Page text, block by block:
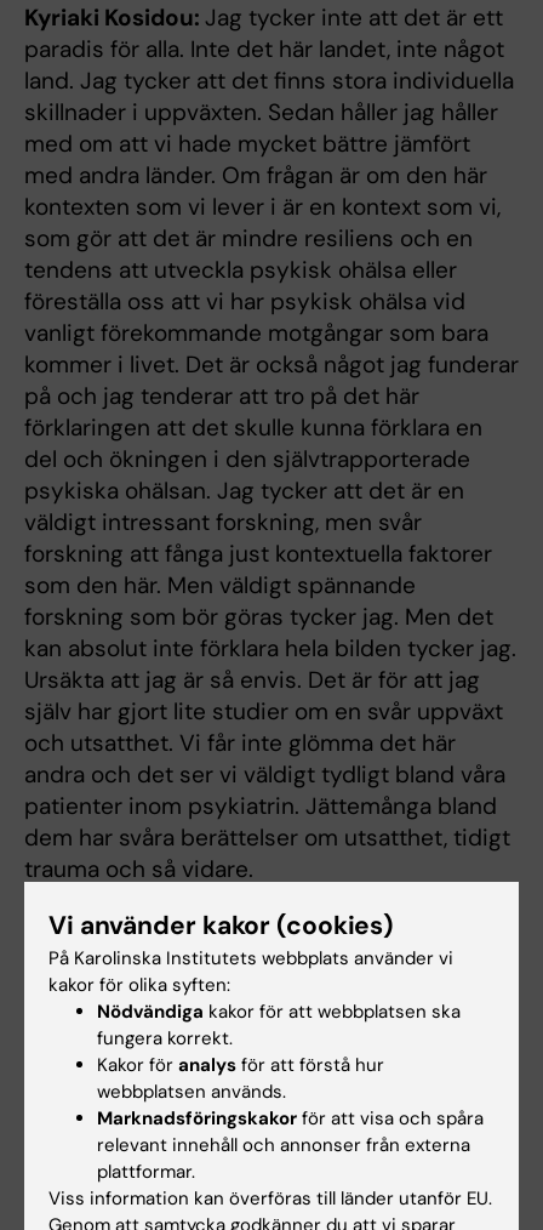
Kyriaki Kosidou: Jag tycker inte att det är ett
paradis för alla. Inte det här landet, inte något
land. Jag tycker att det finns stora individuella
skillnader i uppväxten. Sedan håller jag håller
med om att vi hade mycket bättre jämfört
med andra länder. Om frågan är om den här
kontexten som vi lever i är en kontext som vi,
som gör att det är mindre resiliens och en
tendens att utveckla psykisk ohälsa eller
föreställa oss att vi har psykisk ohälsa vid
vanligt förekommande motgångar som bara
kommer i livet. Det är också något jag funderar
på och jag tenderar att tro på det här
förklaringen att det skulle kunna förklara en
del och ökningen i den självtrapporterade
psykiska ohälsan. Jag tycker att det är en
väldigt intressant forskning, men svår
forskning att fånga just kontextuella faktorer
som den här. Men väldigt spännande
forskning som bör göras tycker jag. Men det
kan absolut inte förklara hela bilden tycker jag.
Ursäkta att jag är så envis. Det är för att jag
själv har gjort lite studier om en svår uppväxt
och utsatthet. Vi får inte glömma det här
andra och det ser vi väldigt tydligt bland våra
patienter inom psykiatrin. Jättemånga bland
dem har svåra berättelser om utsatthet, tidigt
trauma och så vidare.
Andreas Andersson:Återigen om jag ska
använda mig själv som exempel, men jag är
uppvuxen i en värld där det inte fanns
mobiltelefoner och datorer och var man ledig
på morgonen så tog man sin cykel och åkte
hem till kompisarna. Sedan stack man ut i
skogen och var borta tills man blev hungrig i
princip och föräldrarna hade ingen aning om
vad man höll på med. Det är en enormt stor
skillnad faktiskt mot dem som är unga vuxna
Vi använder kakor (cookies)
På Karolinska Institutets webbplats använder vi
kakor för olika syften:
Nödvändiga kakor för att webbplatsen ska
fungera korrekt.
Kakor för analys för att förstå hur
webbplatsen används.
Marknadsföringskakor för att visa och spåra
relevant innehåll och annonser från externa
plattformar.
Viss information kan överföras till länder utanför EU.
Genom att samtycka godkänner du att vi sparar